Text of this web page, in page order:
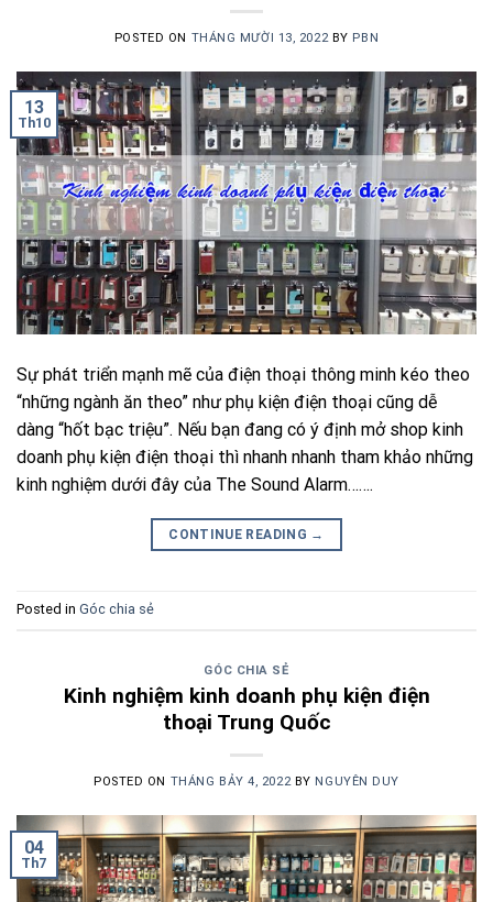
POSTED ON THÁNG MƯỜI 13, 2022 BY PBN
13
Th10
Sự phát triển mạnh mẽ của điện thoại thông minh kéo theo
“những ngành ăn theo” như phụ kiện điện thoại cũng dễ
dàng “hốt bạc triệu”. Nếu bạn đang có ý định mở shop kinh
doanh phụ kiện điện thoại thì nhanh nhanh tham khảo những
kinh nghiệm dưới đây của The Sound Alarm…….
CONTINUE READING →
Posted in Góc chia sẻ
GÓC CHIA SẺ
Kinh nghiệm kinh doanh phụ kiện điện
thoại Trung Quốc
POSTED ON THÁNG BẢY 4, 2022 BY NGUYÊN DUY
04
Th7